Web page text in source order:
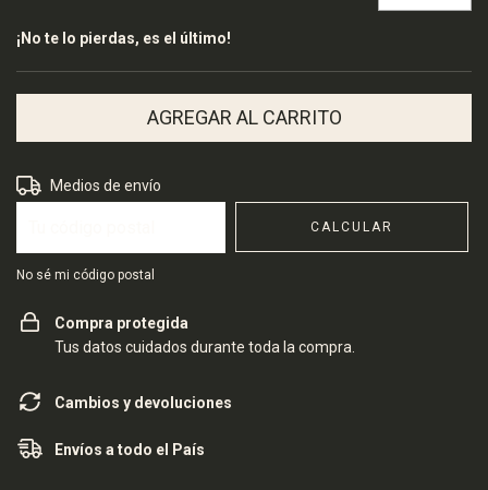
¡No te lo pierdas, es el último!
Entregas para el CP:
Medios de envío
CALCULAR
No sé mi código postal
Compra protegida
Tus datos cuidados durante toda la compra.
Cambios y devoluciones
Envíos a todo el País